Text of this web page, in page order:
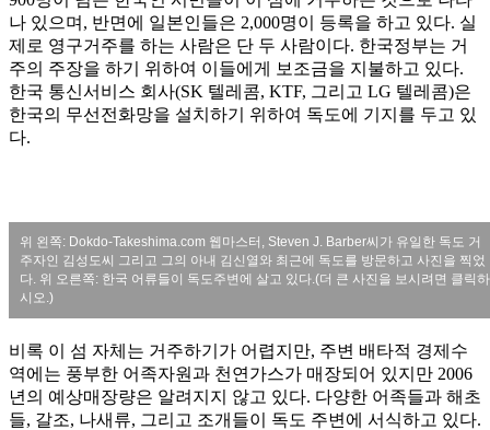
나 있으며, 반면에 일본인들은 2,000명이 등록을 하고 있다. 실
제로 영구거주를 하는 사람은 단 두 사람이다. 한국정부는 거
주의 주장을 하기 위하여 이들에게 보조금을 지불하고 있다.
한국 통신서비스 회사(SK 텔레콤, KTF, 그리고 LG 텔레콤)은
한국의 무선전화망을 설치하기 위하여 독도에 기지를 두고 있
다.
위 왼쪽: Dokdo-Takeshima.com 웹마스터, Steven J. Barber씨가 유일한 독도 거
주자인 김성도씨 그리고 그의 아내 김신열와 최근에 독도를 방문하고 사진을 찍었
다. 위 오른쪽: 한국 어류들이 독도주변에 살고 있다.(더 큰 사진을 보시려면 클릭하
시오.)
비록 이 섬 자체는 거주하기가 어렵지만, 주변 배타적 경제수
역에는 풍부한 어족자원과 천연가스가 매장되어 있지만 2006
년의 예상매장량은 알려지지 않고 있다. 다양한 어족들과 해초
들, 갈조, 나새류, 그리고 조개들이 독도 주변에 서식하고 있다.